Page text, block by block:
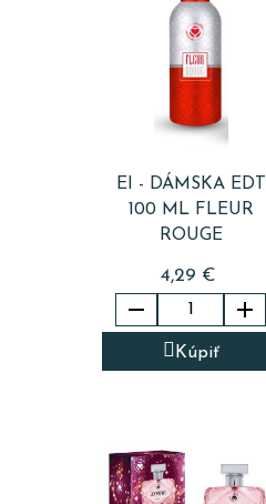
EI - DÁMSKA EDT
100 ML FLEUR
ROUGE
4,29 €
 
Kúpiť